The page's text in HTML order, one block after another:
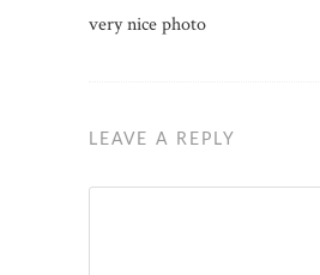
very nice photo
LEAVE A REPLY